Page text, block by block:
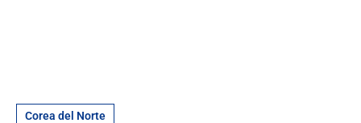
Corea del Norte